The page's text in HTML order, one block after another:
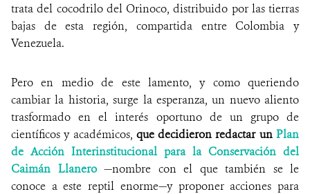
trata del cocodrilo del Orinoco, distribuido por las tierras
bajas de esta región, compartida entre Colombia y
Venezuela.
Pero en medio de este lamento, y como queriendo
cambiar la historia, surge la esperanza, un nuevo aliento
trasformado en el interés oportuno de un grupo de
científicos y académicos, que decidieron redactar unPlan
de Acción Interinstitucional para la Conservación del
Caimán Llanero—nombre con el que también se le
conoce a este reptil enorme—y proponer acciones para